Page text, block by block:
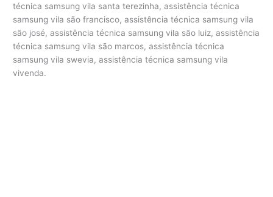
técnica samsung vila santa terezinha, assistência técnica
samsung vila são francisco, assistência técnica samsung vila
são josé, assistência técnica samsung vila são luiz, assistência
técnica samsung vila são marcos, assistência técnica
samsung vila swevia, assistência técnica samsung vila
vivenda.